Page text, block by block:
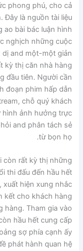
phong phú, cho cả
Đây là nguồn tài liệu
ao bài bác luận hình
nghịch những cuộc
dị and một-một giản
kỳ thị căn nhà hàng
đầu tiên. Người cần
đoạn phim hấp dẫn
chỗ quý khách
ảnh hưởng trực
and phân tách sẻ
từ bọn họ.
còn rất kỳ thị những
thi đấu đến hầu hết
hiện xung nhắc
kết cho khách hàng
hàng. Tham gia vào
hầu hết cung cấp
sợ phía cạnh ấy
phát hành quan hệ